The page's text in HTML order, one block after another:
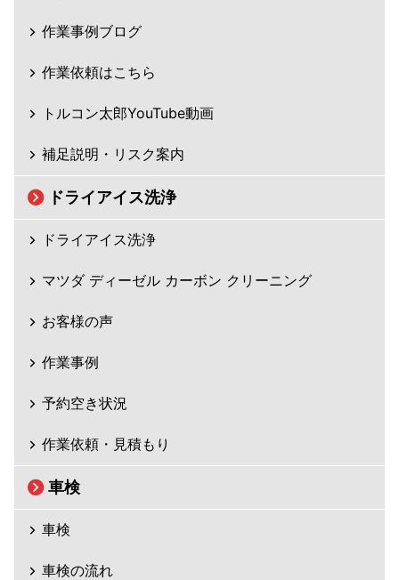
作業事例ブログ
作業依頼はこちら
トルコン太郎YouTube動画
補足説明・リスク案内
ドライアイス洗浄
ドライアイス洗浄
マツダ ディーゼル カーボン クリーニング
お客様の声
作業事例
予約空き状況
作業依頼・見積もり
車検
車検
車検の流れ